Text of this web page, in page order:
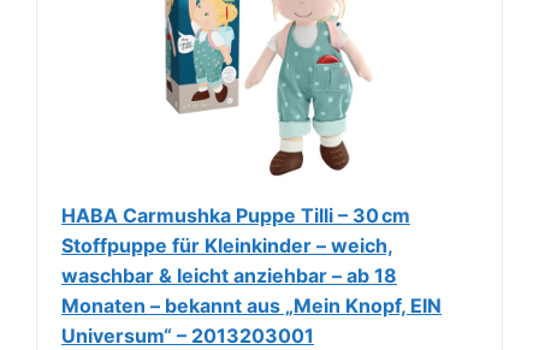
HABA Carmushka Puppe Tilli – 30 cm
Stoffpuppe für Kleinkinder – weich,
waschbar & leicht anziehbar – ab 18
Monaten – bekannt aus „Mein Knopf, EIN
Universum“ – 2013203001